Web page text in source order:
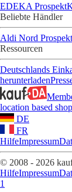
EDEKA Prospekt
Beliebte Händler
Aldi Nord Prospekt
Ressourcen
Deutschlands
herunterladen
location based
DE
FR
HilfeImpressum
© 2008 - 2026
HilfeImpressum
1